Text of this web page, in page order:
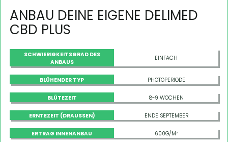
ANBAU DEINE EIGENE DELIMED
CBD PLUS
SCHWIERIGKEITSGRAD DES
ANBAUS
EINFACH
BLÜHENDER TYP PHOTOPERIODE
BLÜTEZEIT 8-9 WOCHEN
ERNTEZEIT (DRAUSSEN) ENDE SEPTEMBER
ERTRAG INNENANBAU 600G/M²